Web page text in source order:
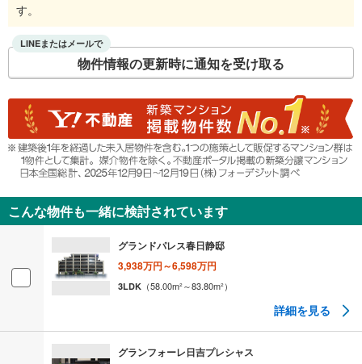
す。
LINEまたはメールで
物件情報の更新時に通知を受け取る
こんな物件も一緒に検討されています
グランドパレス春日静邸
3,938万円～6,598万円
3LDK （58.00m²～83.80m²）
詳細を見る
グランフォーレ日吉プレシャス